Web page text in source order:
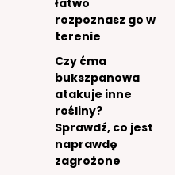
łatwo
rozpoznasz go w
terenie
Czy ćma
bukszpanowa
atakuje inne
rośliny?
Sprawdź, co jest
naprawdę
zagrożone